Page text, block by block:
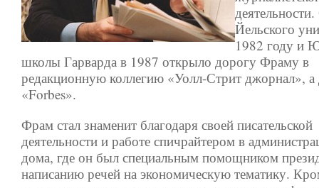
Йельского
1982 году и
школы Гарварда в 1987 открыло дорогу Фраму в
редакционную коллегию «Уолл-Стрит джорнал», а
«Forbes».
Фрам стал знаменит благодаря своей писательской
деятельности и работе спичрайтером в
дома, где он был специальным помощником
написанию речей на экономическую тематику.